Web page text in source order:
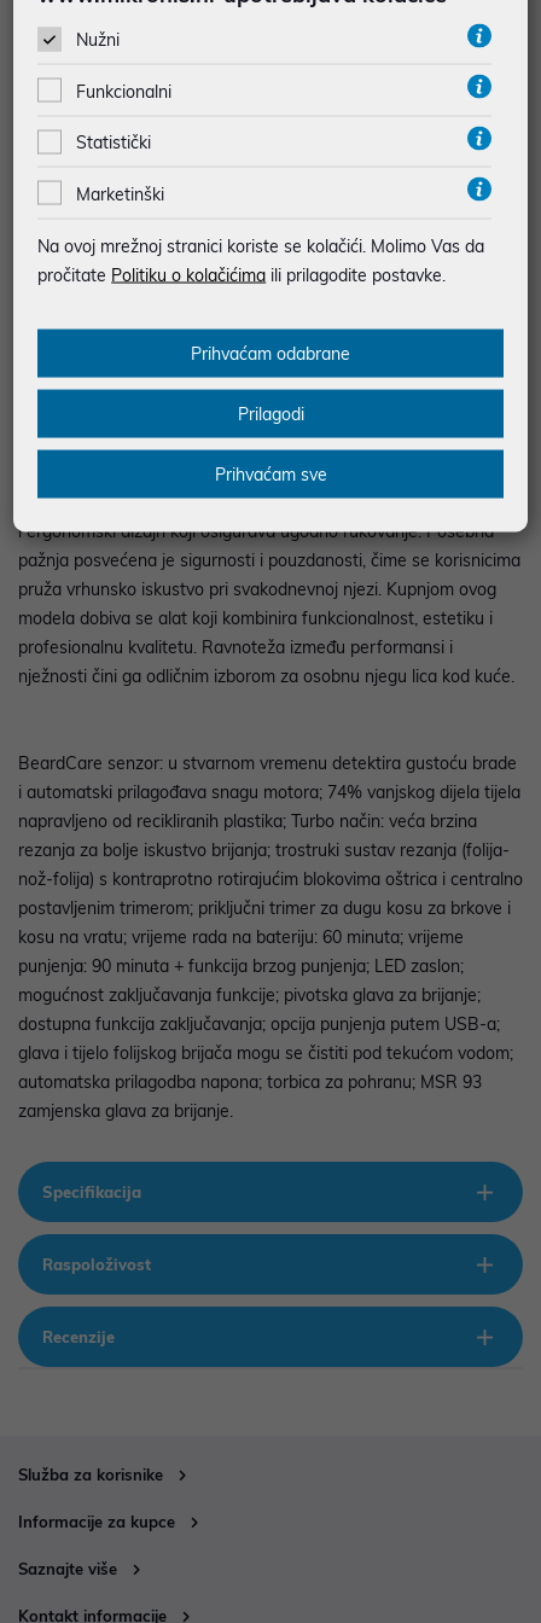
MOGUĆNOST PLAĆANJA NA RATE
Podaci uz artikle su prezentirani u dobroj namjeri. Mikronis d.o.o. ne
prilikom štampanja te promjene u dostupnosti i cijene. Slike artikala su
ilustrativne prirode te ne moraju u potpunosti odgovarati artiklima. Za sve
Brijaći aparat GRUNDIG MS 9330 osmišljen je za precizno,
temeljito i udobno brijanje uz maksimalnu njegu kože i vrhunsku
izvedbu. Zahvaljujući naprednoj tehnologiji, omogućeno je glatko
uklanjanje dlačica bez iritacije, čak i na osjetljivim područjima.
Brijanje se obavlja brzo i ravnomjerno, a rezultat se zadržava
kroz dulje razdoblje. Uređaj se koristi intuitivno, uz tiho djelovanje
i ergonomski dizajn koji osigurava ugodno rukovanje. Posebna
pažnja posvećena je sigurnosti i pouzdanosti, čime se korisnicima
pruža vrhunsko iskustvo pri svakodnevnoj njezi. Kupnjom ovog
modela dobiva se alat koji kombinira funkcionalnost, estetiku i
profesionalnu kvalitetu. Ravnoteža između performansi i
nježnosti čini ga odličnim izborom za osobnu njegu lica kod kuće.
BeardCare senzor: u stvarnom vremenu detektira gustoću brade
i automatski prilagođava snagu motora; 74% vanjskog dijela tijela
napravljeno od recikliranih plastika; Turbo način: veća brzina
rezanja za bolje iskustvo brijanja; trostruki sustav rezanja (folija-
nož-folija) s kontraprotno rotirajućim blokovima oštrica i centralno
postavljenim trimerom; priključni trimer za dugu kosu za brkove i
kosu na vratu; vrijeme rada na bateriju: 60 minuta; vrijeme
punjenja: 90 minuta + funkcija brzog punjenja; LED zaslon;
mogućnost zaključavanja funkcije; pivotska glava za brijanje;
dostupna funkcija zaključavanja; opcija punjenja putem USB-a;
glava i tijelo folijskog brijača mogu se čistiti pod tekućom vodom;
automatska prilagodba napona; torbica za pohranu; MSR 93
zamjenska glava za brijanje.
Specifikacija
Raspoloživost
Recenzije
Služba za korisnike
Informacije za kupce
Saznajte više
Kontakt informacije
Nužni
Funkcionalni
Statistički
Marketinški
Na ovoj mrežnoj stranici koriste se kolačići. Molimo Vas da
pročitate Politiku o kolačićima ili prilagodite postavke.
Prihvaćam odabrane
Prilagodi
Prihvaćam sve